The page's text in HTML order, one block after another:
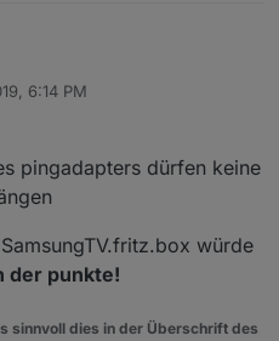
6:14 PM
pingadapters dürfen keine
würde
der punkte!
sinnvoll dies in der Überschrift des